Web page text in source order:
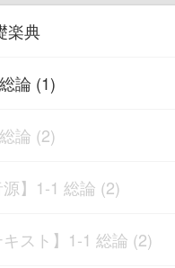
楽典
論 (1)
論 (2)
源】1-1 総論 (2)
キスト】1-1 総論 (2)